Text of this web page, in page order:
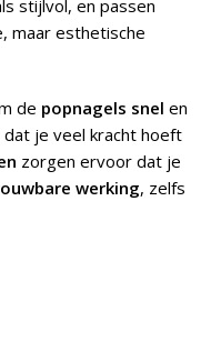
stijlvol, en passen
maar esthetische
de popnagels snel en
je veel kracht hoeft
zorgen ervoor dat je
werking, zelfs